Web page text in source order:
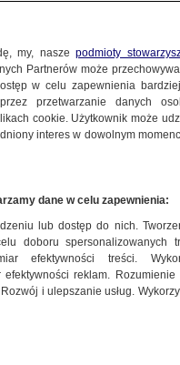
my, naszepodmioty
Partnerów może
w celu zapewnienia
przetwarzanie danych
cookie. Użytkownik może
interes w dowolnym
dane w celu zapewnienia:
lub dostęp do nich.
doboru spersonalizowanych
efektywności treści.
reklam.
i ulepszanie usług.